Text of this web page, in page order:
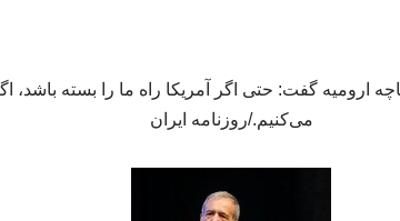
گفت: حتی اگر آمریکا راه ما را بسته باشد، اگر
می‌کنیم./روزنامه ایران